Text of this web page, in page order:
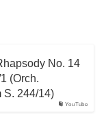
YouTube
No. 14
(Orch.
S. 244/14)